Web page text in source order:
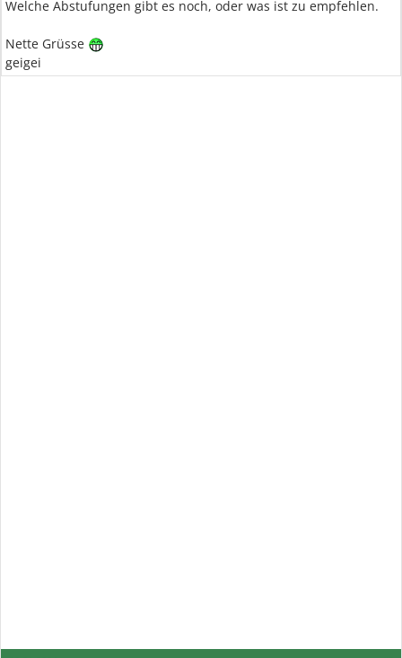
Welche Abstufungen gibt es noch, oder was ist zu empfehlen.
Nette Grüsse
geigei